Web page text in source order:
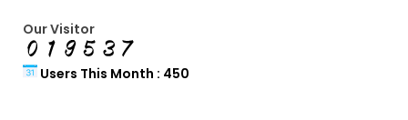
Our Visitor
Users This Month : 450